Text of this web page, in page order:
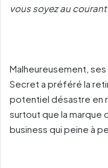
vous soyez au
Malheureusement,
Secret a préféré la
potentiel désastre en
surtout que la marque
business qui peine à